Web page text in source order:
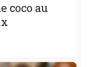
coco au